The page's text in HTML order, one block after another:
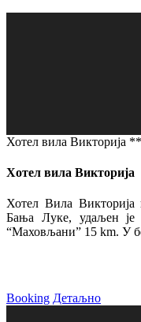
Хотел вила Викторија
Хотел вила Викторија
Хотел Вила
Бања Луке, удаљен је
“Маховљани” 15 km. У
Booking Детаљно